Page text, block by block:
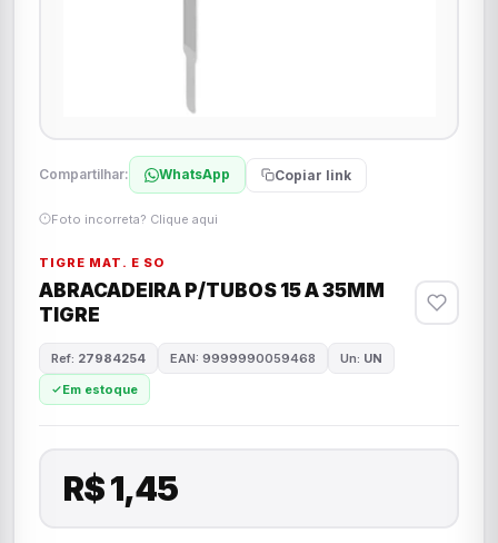
Compartilhar: WhatsApp Copiar link
Foto incorreta? Clique aqui
TIGRE MAT. E SO
ABRACADEIRA P/TUBOS 15 A 35MM
TIGRE
Ref: 27984254 EAN: 9999990059468 Un: UN
Em estoque
R$ 1,45